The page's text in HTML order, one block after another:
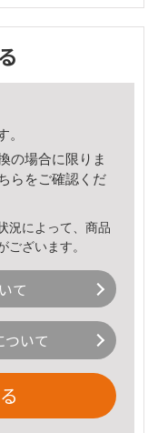
。
の場合に限りま
ら をご確認くだ
況によって、商品
ございます。
て
いて